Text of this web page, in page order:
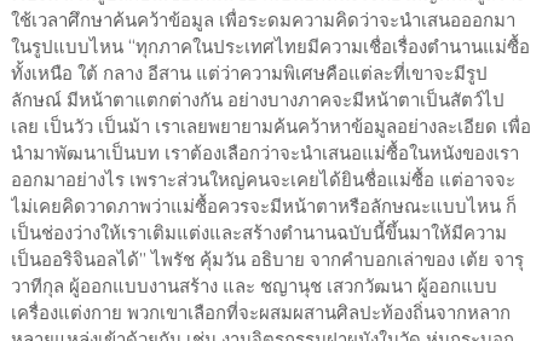
ใช้เวลาศึกษาค้นคว้าข้อมูล เพื่อระดมความคิดว่าจะนำเสนอออกมา
ในรูปแบบไหน “ทุกภาคในประเทศไทยมีความเชื่อเรื่องตำนานแม่ซื้อ
ทั้งเหนือ ใต้ กลาง อีสาน แต่ว่าความพิเศษคือแต่ละที่เขาจะมีรูป
ลักษณ์ มีหน้าตาแตกต่างกัน อย่างบางภาคจะมีหน้าตาเป็นสัตว์ไป
เลย เป็นวัว เป็นม้า เราเลยพยายามค้นคว้าหาข้อมูลอย่างละเอียด เพื่อ
นำมาพัฒนาเป็นบท เราต้องเลือกว่าจะนำเสนอแม่ซื้อในหนังของเรา
ออกมาอย่างไร เพราะส่วนใหญ่คนจะเคยได้ยินชื่อแม่ซื้อ แต่อาจจะ
ไม่เคยคิดวาดภาพว่าแม่ซื้อควรจะมีหน้าตาหรือลักษณะแบบไหน ก็
เป็นช่องว่างให้เราเติมแต่งและสร้างตำนานฉบับนี้ขึ้นมาให้มีความ
เป็นออริจินอลได้” ไพรัช คุ้มวัน อธิบาย จากคำบอกเล่าของ เต้ย จารุ
วาทีกุล ผู้ออกแบบงานสร้าง และ ชญานุช เสวกวัฒนา ผู้ออกแบบ
เครื่องแต่งกาย พวกเขาเลือกที่จะผสมผสานศิลปะท้องถิ่นจากหลาก